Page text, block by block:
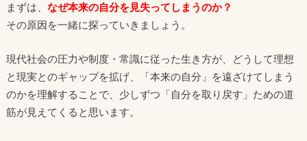
まずは、 なぜ本来の自分を見失ってしまうのか？
その原因を一緒に探っていきましょう。
現代社会の圧力や制度・常識に従った生き方が、どうして理想
と現実とのギャップを拡げ、「本来の自分」を遠ざけてしまう
のかを理解することで、少しずつ「自分を取り戻す」ための道
筋が見えてくると思います。